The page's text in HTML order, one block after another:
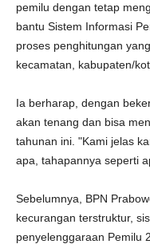
pemilu dengan tetap
bantu Sistem Informasi
proses penghitungan
kecamatan, kabupaten/
Ia berharap, dengan
akan tenang dan bisa
tahunan ini. "Kami jelas
apa, tahapannya seperti
Sebelumnya, BPN
kecurangan terstruktur,
penyelenggaraan Pemilu